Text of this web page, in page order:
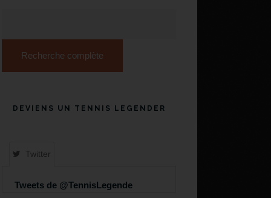
Recherche complète
DEVIENS UN TENNIS LEGENDER
Twitter
Tweets de @TennisLegende